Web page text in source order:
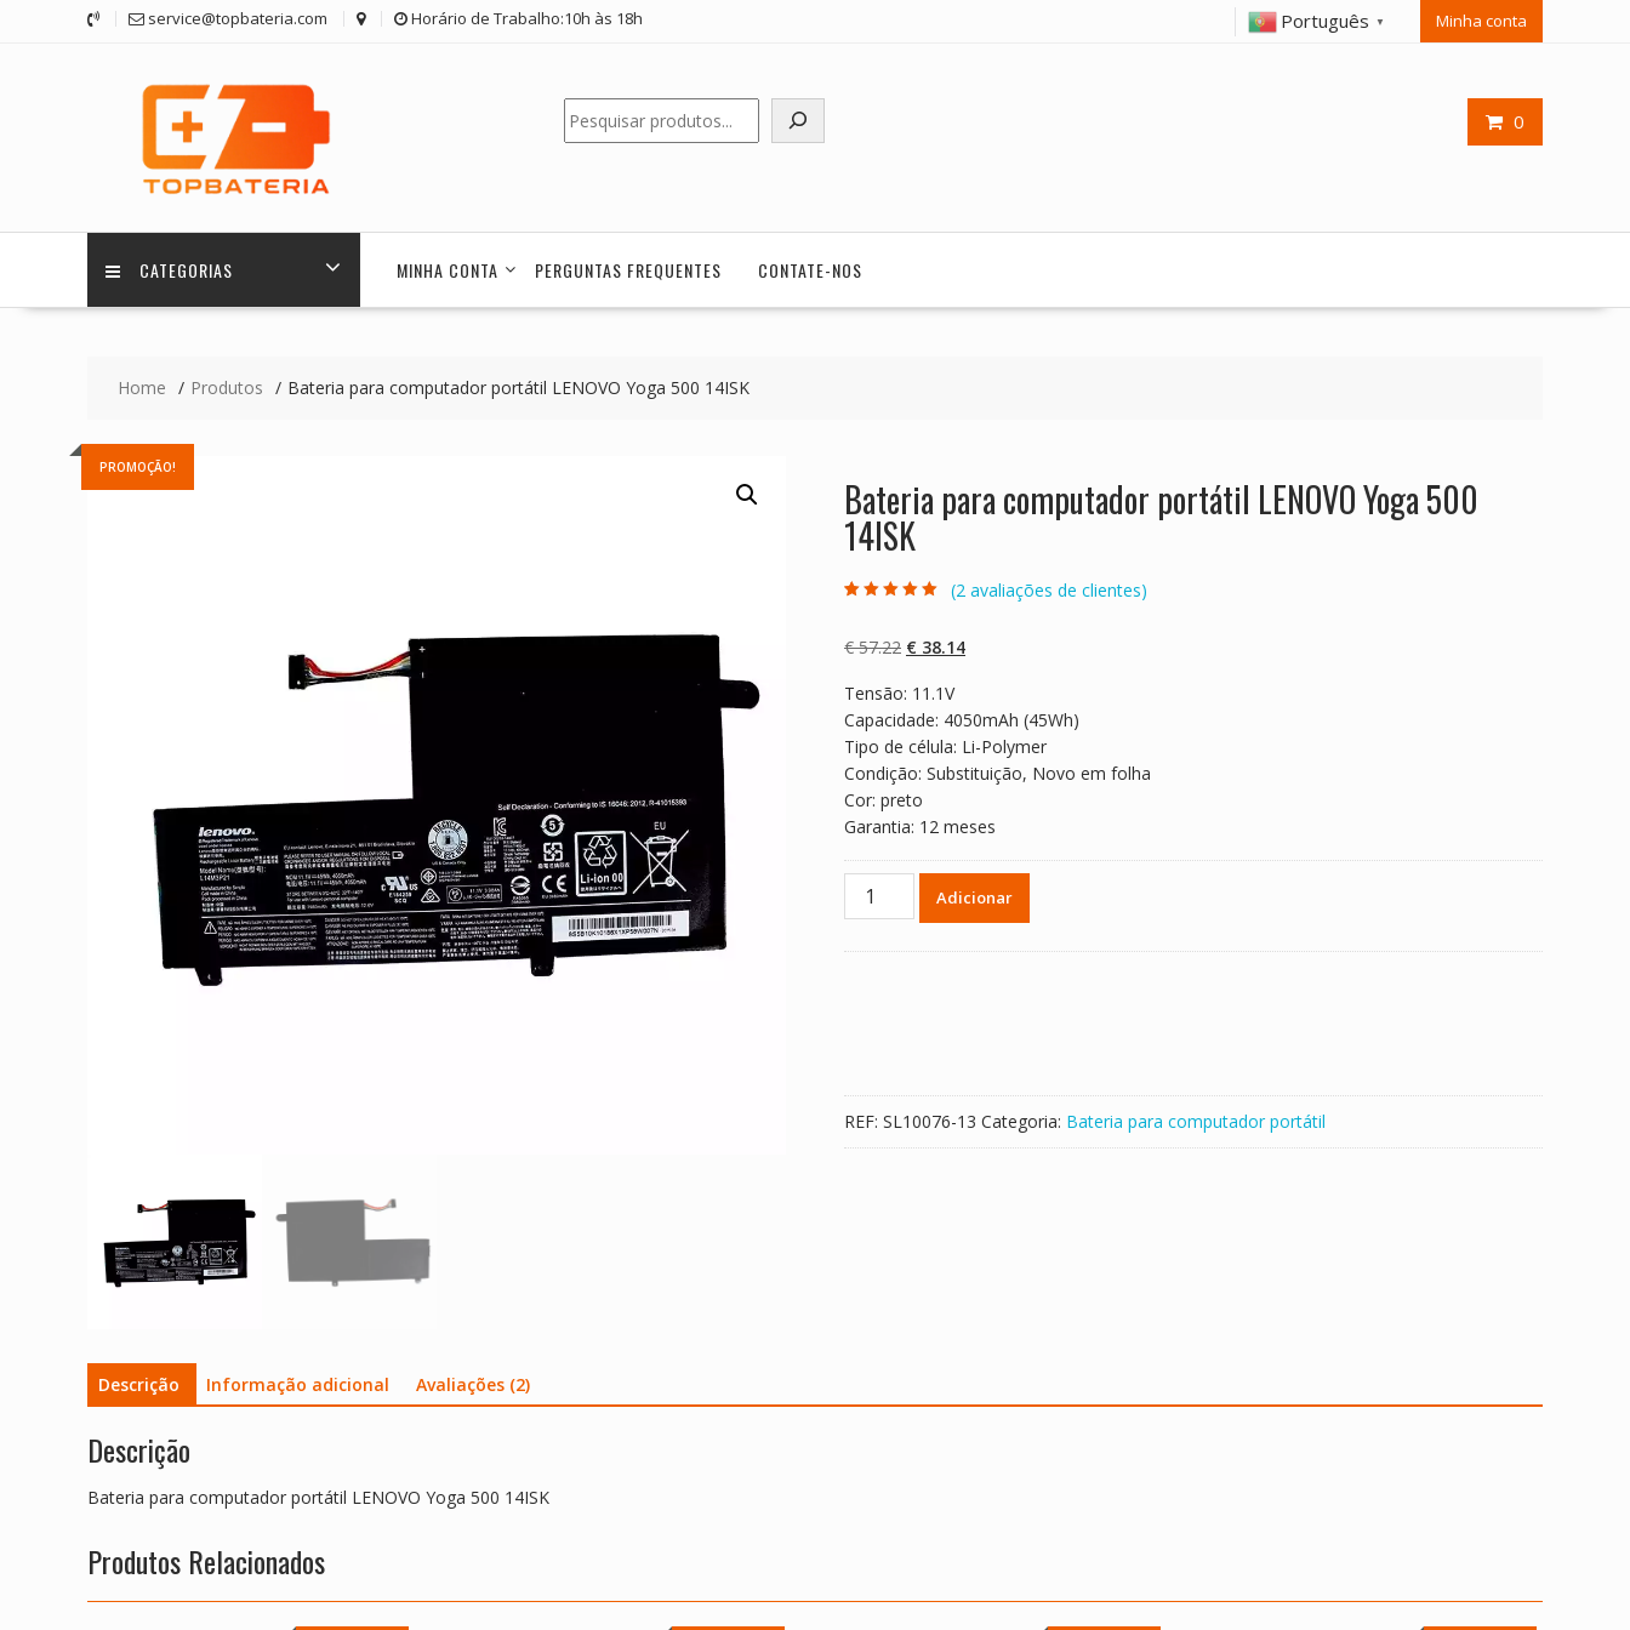
service@topbateria.com Horário de Trabalho:10h às 18h Português ▼ Minha conta
0
Pesquisar
CATEGORIAS MINHA CONTA PERGUNTAS FREQUENTES CONTATE-NOS
Home Produtos Bateria para computador portátil LENOVO Yoga 500 14ISK
PROMOÇÃO!
Bateria para computador portátil LENOVO Yoga 500
14ISK
com base em
classificaçõe
(2 avaliações de clientes)
€57.22 O
original
era:
€ 57.22.
€ 38.14O
é:
€ 38.14.
Tensão: 11.1V
Capacidade: 4050mAh (45Wh)
Tipo de célula: Li-Polymer
Condição: Substituição, Novo em folha
Cor: preto
Garantia: 12 meses
Quantidade
500
14ISK
Adicionar
REF: SL10076-13 Categoria: Bateria para computador portátil
Descrição Informação adicional Avaliações (2)
Descrição
Bateria para computador portátil LENOVO Yoga 500 14ISK
Produtos Relacionados